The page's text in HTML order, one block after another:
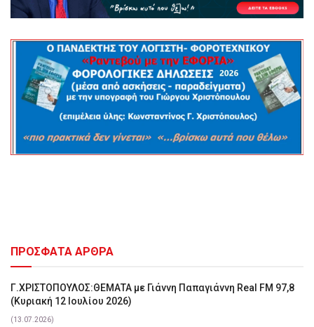
ΠΡΟΣΦΑΤΑ ΑΡΘΡΑ
Γ.ΧΡΙΣΤΟΠΟΥΛΟΣ:ΘΕΜΑΤΑ με Γιάννη Παπαγιάννη Real FM 97,8
(Κυριακή 12 Ιουλίου 2026)
(13.07.2026)